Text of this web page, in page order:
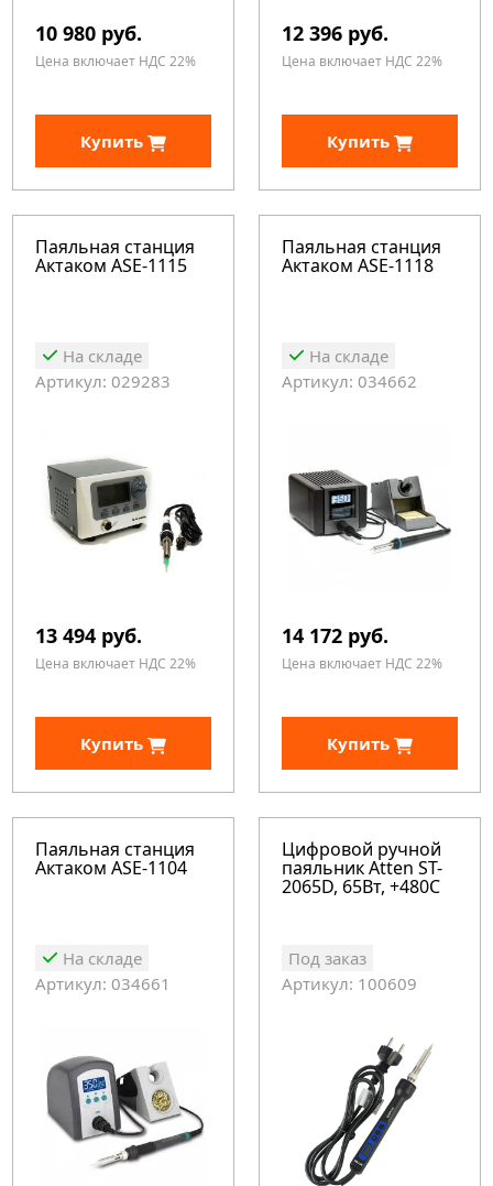
10 980 руб.
Цена включает НДС 22%
Купить
12 396 руб.
Цена включает НДС 22%
Купить
Паяльная станция
Актаком ASE-1115
На складе
Артикул: 029283
13 494 руб.
Цена включает НДС 22%
Купить
Паяльная станция
Актаком ASE-1118
На складе
Артикул: 034662
14 172 руб.
Цена включает НДС 22%
Купить
Паяльная станция
Актаком ASE-1104
На складе
Артикул: 034661
Цифровой ручной
паяльник Atten ST-
2065D, 65Вт, +480С
Под заказ
Артикул: 100609